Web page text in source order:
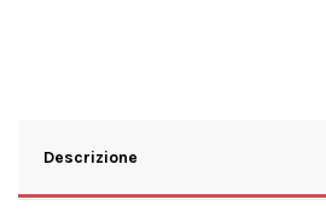
Descrizione